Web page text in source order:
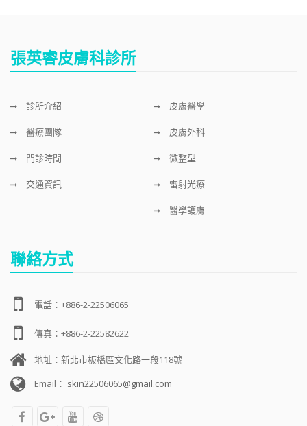
張英睿皮膚科診所
診所介紹 皮膚醫學
醫療團隊 皮膚外科
門診時間 微整型
交通資訊 雷射光療
醫學護膚
聯絡方式
電話：+886-2-22506065
傳真：+886-2-22582622
地址：新北市板橋區文化路一段118號
Email： skin22506065@gmail.com